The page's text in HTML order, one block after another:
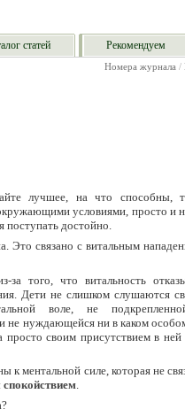
статей Рекомендуем
Номера журнала /
лучшее, на что способны,
условиями, просто и
поступать достойно.
Это связано с витальным
того, что витальность
Дети не слишком слушаются
воле, не
не нуждающейся ни в каком
просто своим присутствием в
к ментальной силе, которая не
.